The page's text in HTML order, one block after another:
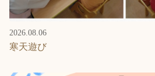
2026.08.06
寒天遊び